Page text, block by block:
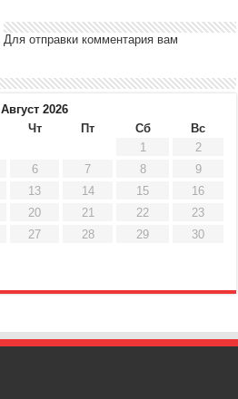
Для отправки комментария вам
Август 2026
Чт Пт Сб
Вс
1
2
6 7 8
9
13 14 15
16
20 21 22
23
27 28 29
30